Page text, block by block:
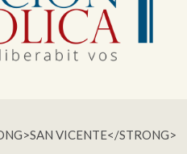
VICENTE</STRONG>